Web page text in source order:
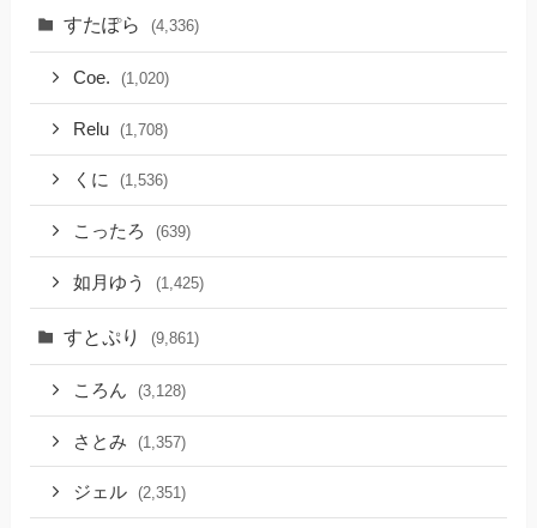
すたぽら (4,336)
Coe. (1,020)
Relu (1,708)
くに (1,536)
こったろ (639)
如月ゆう (1,425)
すとぷり (9,861)
ころん (3,128)
さとみ (1,357)
ジェル (2,351)